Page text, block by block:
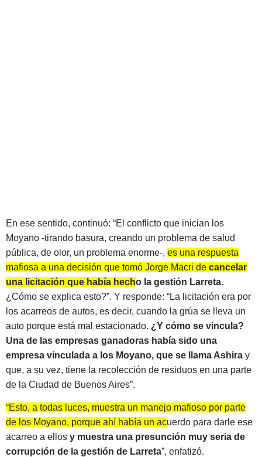
En ese sentido, continuó: “El conflicto que inician los
Moyano -tirando basura, creando un problema de salud
pública, de olor, un problema enorme-, es una respuesta
mafiosa a una decisión que tomó Jorge Macri de cancelar
una licitación que había hecho la gestión Larreta.
¿Cómo se explica esto?”. Y responde: “La licitación era por
los acarreos de autos, es decir, cuando la grúa se lleva un
auto porque está mal estacionado. ¿Y cómo se vincula?
Una de las empresas ganadoras había sido una
empresa vinculada a los Moyano, que se llama Ashira y
que, a su vez, tiene la recolección de residuos en una parte
de la Ciudad de Buenos Aires”.
“Esto, a todas luces, muestra un manejo mafioso por parte
de los Moyano, porque ahí había un acuerdo para darle ese
acarreo a ellos y muestra una presunción muy seria de
corrupción de la gestión de Larreta”, enfatizó.